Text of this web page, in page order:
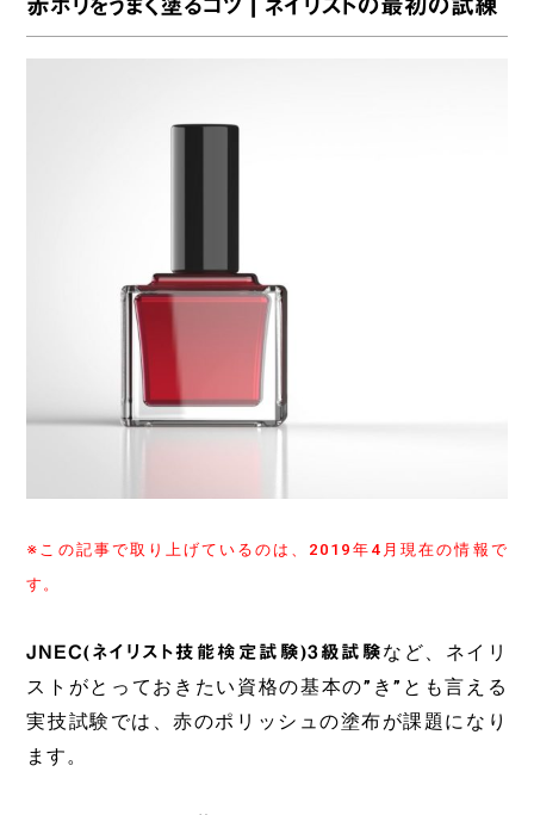
※この記事で取り上げているのは、2019年4月現在の情報で
す。
JNEC(ネイリスト技能検定試験)3級試験など、ネイリ
ストがとっておきたい資格の基本の”き”とも言える
実技試験では、赤のポリッシュの塗布が課題になり
ます。